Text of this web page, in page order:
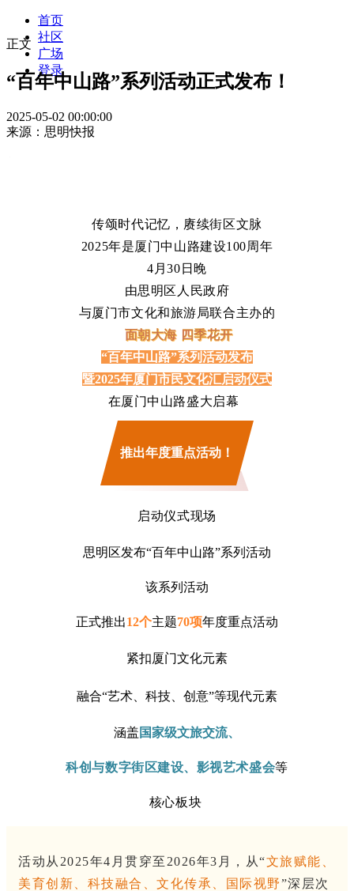
首页
社区
广场
登录
正文
“百年中山路”系列活动正式发布！
2025-05-02 00:00:00
来源：思明快报
传颂时代记忆，赓续街区文脉
2025年是厦门中山路建设100周年
4月30日晚
由思明区人民政府
与厦门市文化和旅游局联合主办的
面朝大海 四季花开
“百年中山路”系列活动发布
暨2025年厦门市民文化汇启动仪式
在厦门中山路盛大启幕
推出年度重点活动！
启动仪式现场
思明区发布“百年中山路”系列活动
该系列活动
正式推出12个主题70项年度重点活动
紧扣厦门文化元素
融合“艺术、科技、创意”等现代元素
涵盖 国家级文旅交流、
科创与数字街区建设、 影视艺术盛会等
核心板块
活动从2025年4月贯穿至2026年3月，从“文旅赋能、
美育创新、科技融合、文化传承、国际视野”深层次